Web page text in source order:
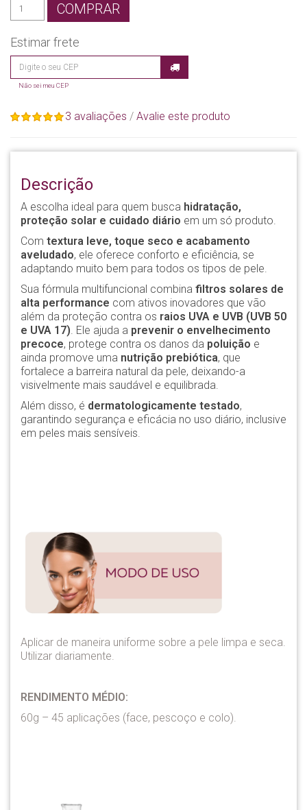
COMPRAR
Estimar frete
Não sei meu CEP
3 avaliações / Avalie este produto
Descrição
A escolha ideal para quem busca hidratação,
proteção solar e cuidado diário em um só produto.
Com textura leve, toque seco e acabamento
aveludado, ele oferece conforto e eficiência, se
adaptando muito bem para todos os tipos de pele.
Sua fórmula multifuncional combina filtros solares de
alta performance com ativos inovadores que vão
além da proteção contra os raios UVA e UVB (UVB 50
e UVA 17). Ele ajuda a prevenir o envelhecimento
precoce, protege contra os danos da poluição e
ainda promove uma nutrição prebiótica, que
fortalece a barreira natural da pele, deixando-a
visivelmente mais saudável e equilibrada.
Além disso, é dermatologicamente testado,
garantindo segurança e eficácia no uso diário, inclusive
em peles mais sensíveis.
Aplicar de maneira uniforme sobre a pele limpa e seca.
Utilizar diariamente.
RENDIMENTO MÉDIO:
60g – 45 aplicações (face, pescoço e colo).